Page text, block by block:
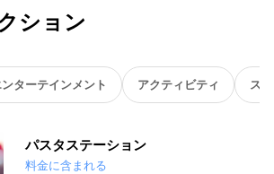
ション
ンターテインメント アクティビティ ス
パスタステーション
料金に含まれる